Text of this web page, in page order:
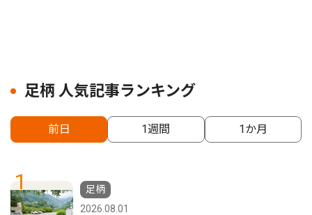
足柄 人気記事ランキング
前日 1週間 1か月
1
足柄
2026.08.01